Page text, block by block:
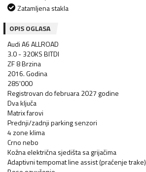
Zatamljena stakla
OPIS OGLASA
Audi A6 ALLROAD
3.0 - 320KS BITDI
ZF 8 Brzina
2016. Godina
285'000
Registrovan do februara 2027 godine
Dva ključa
Matrix farovi
Prednji/zadnji parking senzori
4 zone klima
Crno nebo
Kožna električna sjedišta sa grijačima
Adaptivni tempomat line assist (praćenje trake)